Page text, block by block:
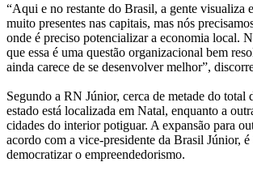
“Aqui e no restante do Brasil, a gente visualiza
muito presentes nas capitais, mas nós
onde é preciso potencializar a economia local.
que essa é uma questão organizacional bem
ainda carece de se desenvolver melhor”,
Segundo a RN Júnior, cerca de metade do total
estado está localizada em Natal, enquanto a
cidades do interior potiguar. A expansão para
acordo com a vice-presidente da Brasil Júnior,
democratizar o empreendedorismo.